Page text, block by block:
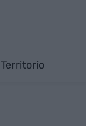
Territorio